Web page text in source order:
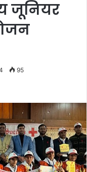
जूनियर
95